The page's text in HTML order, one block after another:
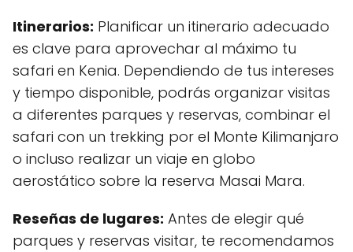
Itinerarios: Planificar un itinerario adecuado
es clave para aprovechar al máximo tu
safari en Kenia. Dependiendo de tus intereses
y tiempo disponible, podrás organizar visitas
a diferentes parques y reservas, combinar el
safari con un trekking por el Monte Kilimanjaro
o incluso realizar un viaje en globo
aerostático sobre la reserva Masai Mara.
Reseñas de lugares: Antes de elegir qué
parques y reservas visitar, te recomendamos